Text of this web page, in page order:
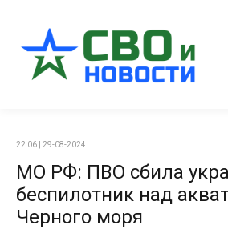
22:06 | 29-08-2024
МО РФ: ПВО сбила
беспилотник над
Черного моря